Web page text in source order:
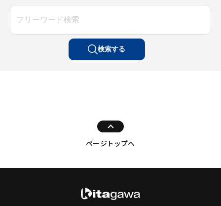
検索する
ページトップへ